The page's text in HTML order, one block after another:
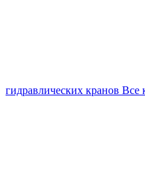
гидравлических кранов Все